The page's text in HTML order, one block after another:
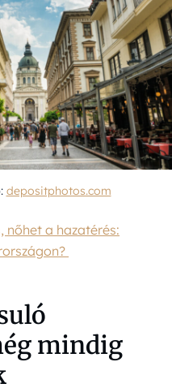
depositphotos.com
nőhet a hazatérés:
mindig